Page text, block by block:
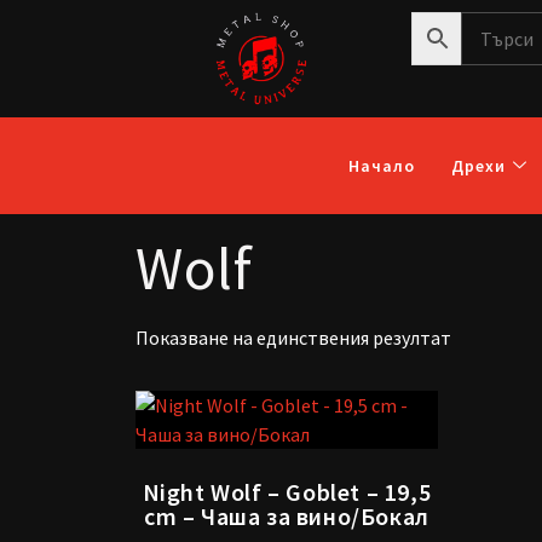
Начало Дрехи
Wolf
Показване на единствения резултат
Night Wolf – Goblet – 19,5
cm – Чаша за вино/Бокал